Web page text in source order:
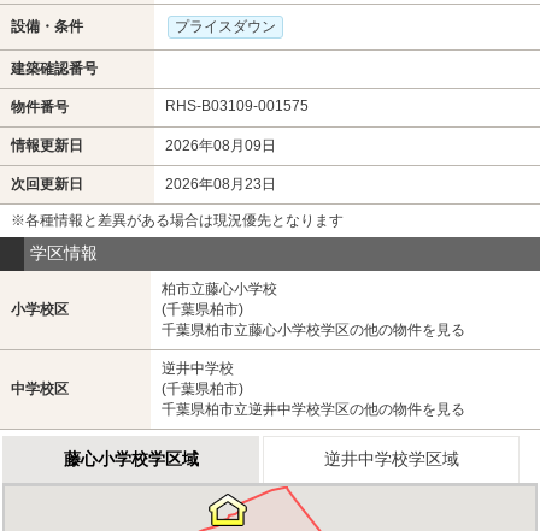
設備・条件 プライスダウン
建築確認番号
物件番号 RHS-B03109-001575
情報更新日 2026年08月09日
次回更新日 2026年08月23日
※各種情報と差異がある場合は現況優先となります
学区情報
小学校区
柏市立藤心小学校
(千葉県柏市)
千葉県柏市立藤心小学校学区の他の物件を見る
中学校区
逆井中学校
(千葉県柏市)
千葉県柏市立逆井中学校学区の他の物件を見る
藤心小学校学区域 逆井中学校学区域